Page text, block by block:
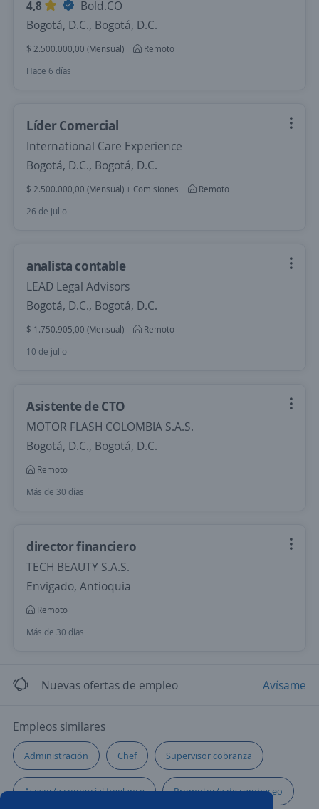
4,8
Bold.CO
Bogotá, D.C., Bogotá, D.C.
$ 2.500.000,00 (Mensual)
Remoto
Hace 6 días
Líder Comercial
International Care Experience
Bogotá, D.C., Bogotá, D.C.
$ 2.500.000,00 (Mensual) + Comisiones
Remoto
26 de julio
analista contable
LEAD Legal Advisors
Bogotá, D.C., Bogotá, D.C.
$ 1.750.905,00 (Mensual)
Remoto
10 de julio
Asistente de CTO
MOTOR FLASH COLOMBIA S.A.S.
Bogotá, D.C., Bogotá, D.C.
Remoto
Más de 30 días
director financiero
TECH BEAUTY S.A.S.
Envigado, Antioquia
Remoto
Más de 30 días
Nuevas ofertas de empleo Avísame
Empleos similares
Administración Chef Supervisor cobranza
Asesor/a comercial freelance Promotor/a de cambaceo